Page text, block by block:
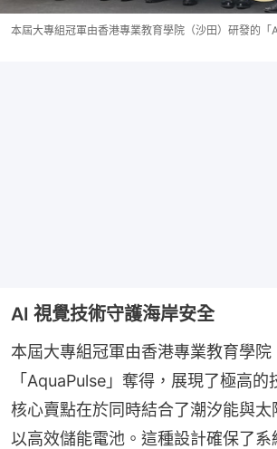
本屆大專組冠軍由香港專業教育學院（沙田）研發的「
AI 視覺技術守護海岸安全
本屆大專組冠軍由香港專業教育學院
「AquaPulse」奪得，展現了極高的
核心賣點在於同時結合了潮汐能與
以高效儲能電池。這種設計確保了系